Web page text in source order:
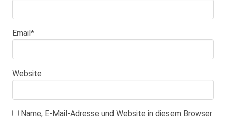
Email*
Website
Name, E-Mail-Adresse und Website in diesem Browser